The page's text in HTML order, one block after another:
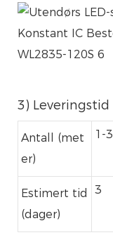
3) Leveringstid
Antall (met
er)
1-3
Estimert tid
(dager)
3